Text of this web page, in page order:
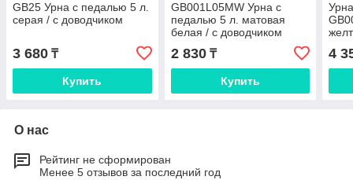
GB25 Урна с педалью 5 л.
серая / с доводчиком
3 680 ₸
Купить
GB001L05MW Урна с
педалью 5 л. матовая
белая / с доводчиком
2 830₸
Купить
4
О нас
Рейтинг не сформирован
Менее 5 отзывов за последний год